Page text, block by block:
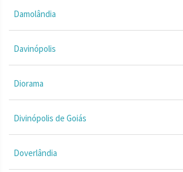
Damolândia
Davinópolis
Diorama
Divinópolis de Goiás
Doverlândia